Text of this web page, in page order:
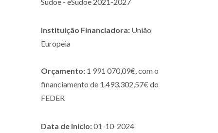
Instituição Financiadora: União
Europeia
Orçamento: 1 991 070,09€, com o
financiamento de 1.493.302,57€ do
FEDER
Data de início:01-10-2024